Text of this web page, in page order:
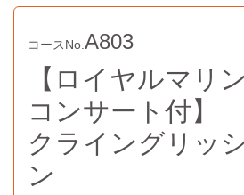
コースNo. A803
【ロイヤルマリ
コンサート付】
クライングリッ
ン